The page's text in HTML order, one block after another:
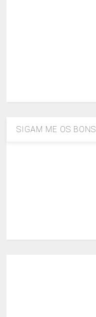
SIGAM ME OS BONS